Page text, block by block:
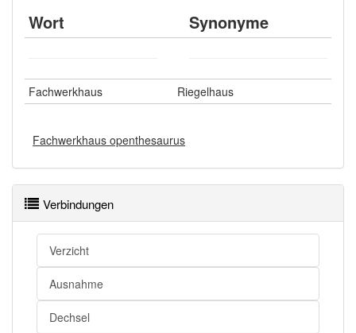
Wort Synonyme
Fachwerkhaus Riegelhaus
Fachwerkhaus openthesaurus
Verbindungen
Verzicht
Ausnahme
Dechsel